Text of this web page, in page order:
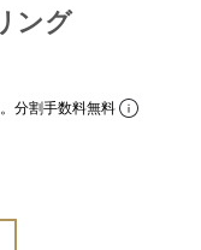
ング
分割手数料無料